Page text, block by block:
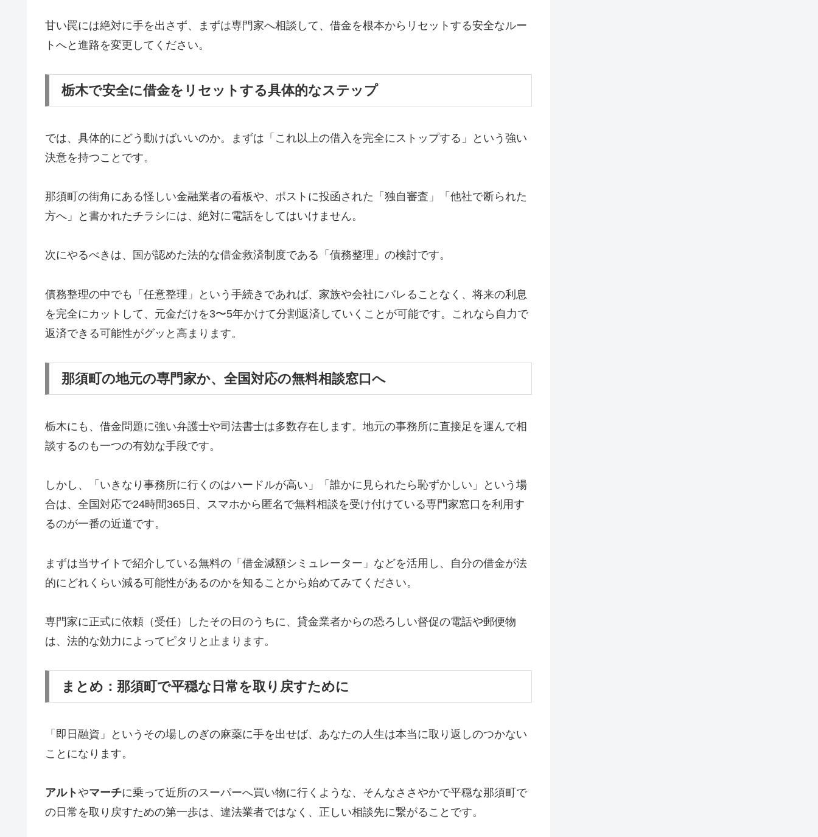
甘い罠には絶対に手を出さず、まずは専門家へ相談して、借金を根本からリセットする安全なルー
トへと進路を変更してください。
栃木で安全に借金をリセットする具体的なステップ
では、具体的にどう動けばいいのか。まずは「これ以上の借入を完全にストップする」という強い
決意を持つことです。
那須町の街角にある怪しい金融業者の看板や、ポストに投函された「独自審査」「他社で断られた
方へ」と書かれたチラシには、絶対に電話をしてはいけません。
次にやるべきは、国が認めた法的な借金救済制度である「債務整理」の検討です。
債務整理の中でも「任意整理」という手続きであれば、家族や会社にバレることなく、将来の利息
を完全にカットして、元金だけを3〜5年かけて分割返済していくことが可能です。これなら自力で
返済できる可能性がグッと高まります。
那須町の地元の専門家か、全国対応の無料相談窓口へ
栃木にも、借金問題に強い弁護士や司法書士は多数存在します。地元の事務所に直接足を運んで相
談するのも一つの有効な手段です。
しかし、「いきなり事務所に行くのはハードルが高い」「誰かに見られたら恥ずかしい」という場
合は、全国対応で24時間365日、スマホから匿名で無料相談を受け付けている専門家窓口を利用す
るのが一番の近道です。
まずは当サイトで紹介している無料の「借金減額シミュレーター」などを活用し、自分の借金が法
的にどれくらい減る可能性があるのかを知ることから始めてみてください。
専門家に正式に依頼（受任）したその日のうちに、貸金業者からの恐ろしい督促の電話や郵便物
は、法的な効力によってピタリと止まります。
まとめ：那須町で平穏な日常を取り戻すために
「即日融資」というその場しのぎの麻薬に手を出せば、あなたの人生は本当に取り返しのつかない
ことになります。
アルトやマーチに乗って近所のスーパーへ買い物に行くような、そんなささやかで平穏な那須町で
の日常を取り戻すための第一歩は、違法業者ではなく、正しい相談先に繋がることです。